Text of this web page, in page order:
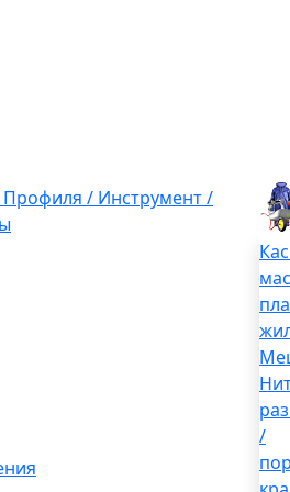
Профиля / Инструмент /
/